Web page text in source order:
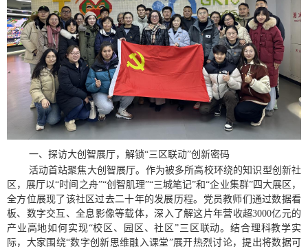
一、探访大创智展厅，解锁“三区联动”创新密码
活动首站聚焦大创智展厅。作为被多所高校环绕的知识型创新社
区，展厅以“时间之舟”“创智肌理”“三城笔记”和“企业集群”四大展区，
全方位展现了该社区过去二十年的发展历程。党员教师们通过数据看
板、数字交互、全息影像等载体，深入了解这片年营收超3000亿元的
产业高地如何实现“校区、园区、社区”三区联动。结合理科教学实
际，大家围绕“数字创新思维融入课堂”展开热烈讨论，提出将数据可